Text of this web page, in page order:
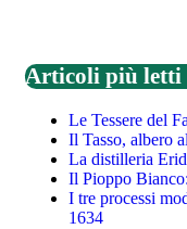
Articoli più letti
Le Tessere del
Il Tasso, albero
La distilleria
Il Pioppo
I tre processi
1634